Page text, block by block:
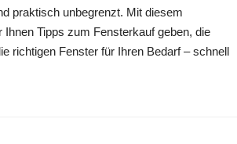
praktisch unbegrenzt. Mit diesem
Ihnen Tipps zum Fensterkauf geben, die
richtigen Fenster für Ihren Bedarf – schnell